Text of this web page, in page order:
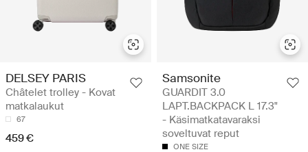
DELSEY PARIS
Châtelet trolley - Kovat
matkalaukut
67
459 €
Samsonite
GUARDIT 3.0
LAPT.BACKPACK L 17.3"
- Käsimatkatavaraksi
soveltuvat reput
ONE SIZE